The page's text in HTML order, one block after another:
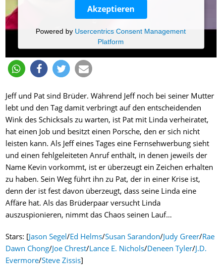
Akzeptieren
Powered by Usercentrics Consent Management
Platform
Jeff und Pat sind Brüder. Während Jeff noch bei seiner Mutter
lebt und den Tag damit verbringt auf den entscheidenden
Wink des Schicksals zu warten, ist Pat mit Linda verheiratet,
hat einen Job und besitzt einen Porsche, den er sich nicht
leisten kann. Als Jeff eines Tages eine Fernsehwerbung sieht
und einen fehlgeleiteten Anruf enthält, in denen jeweils der
Name Kevin vorkommt, ist er überzeugt ein Zeichen erhalten
zu haben. Sein Weg führt ihn zu Pat, der in einer Krise ist,
denn der ist fest davon überzeugt, dass seine Linda eine
Affäre hat. Als das Brüderpaar versucht Linda
auszuspionieren, nimmt das Chaos seinen Lauf…
Stars: [Jason Segel/Ed Helms/Susan Sarandon/Judy Greer/Rae
Dawn Chong/Joe Chrest/Lance E. Nichols/Deneen Tyler/J.D.
Evermore/Steve Zissis]